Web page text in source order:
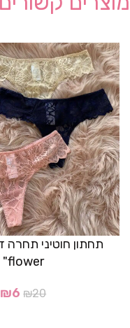
flower"
₪20
₪6